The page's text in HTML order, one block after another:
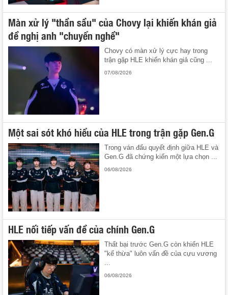
Màn xử lý "thần sầu" của Chovy lại khiến khán giả
đề nghị anh "chuyển nghề"
Chovy có màn xử lý cực hay trong
trận gặp HLE khiến khán giả cũng ...
07/08/2026
Một sai sót khó hiểu của HLE trong trận gặp Gen.G
Trong ván đấu quyết định giữa HLE và
Gen.G đã chứng kiến một lựa chọn ...
06/08/2026
HLE nối tiếp vấn đề của chính Gen.G
Thất bại trước Gen.G còn khiến HLE
"kế thừa" luôn vấn đề của cựu vương
...
06/08/2026